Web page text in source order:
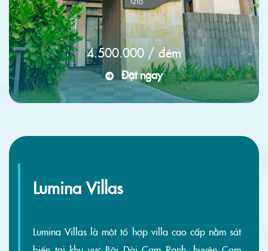
4.500.000 /đêm
Đặt ngay
Lumina Villas
Lumina Villas là một tổ hợp villa cao cấp nằm sát